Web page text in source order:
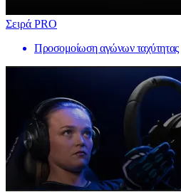
Σειρά PRO
Προσομοίωση αγώνων ταχύτητας